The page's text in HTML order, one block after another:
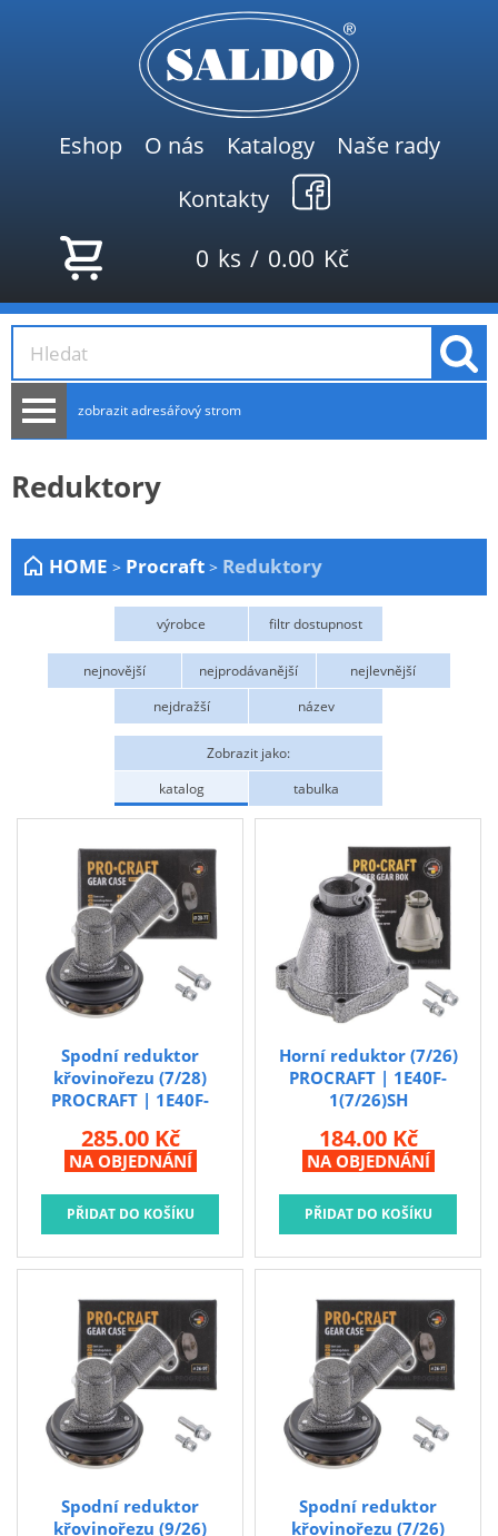
Eshop O nás Katalogy
Naše rady
Kontakty
0 ks / 0.00 Kč
zobrazit adresářový strom
NOVINKY
Plachty
Žebříky a schůdky
Stavební míchačky
NÁDOBY
Kemping
NÁBYTEK - spojovací materiál a příslušenství
Ploty a pletiva
Ochranné pomůcky
Keramické brusivo
Flex. kotouče
Brusivo na podložce
Vrtací nástroje, vykružováky, závity
Diamantové kotouče a oživovací kameny
Pilové kotouče
Spojovací materiál - sklad Louny
Spojovací materiál Hašpl
Stavební chemie DenBraven
Dedra nářadí
Železářství a domácí potřeby
Procraft
Kubis
Reduktory
HOME > Procraft > Reduktory
výrobce filtr dostupnost
Procraft
Na objednání
nejnovější nejprodávanější
nejlevnější
nejdražší
název
Zobrazit jako:
katalog
tabulka
Spodní reduktor
křovinořezu (7/28)
PROCRAFT | 1E40F-
Spodní reduktor
křovinořezu (7/28)
PROCRAFT
285.00 Kč
NA OBJEDNÁNÍ
Horní reduktor (7/26)
PROCRAFT | 1E40F-
1(7/26)SH
PROCRAFT
184.00 Kč
NA OBJEDNÁNÍ
Spodní reduktor
křovinořezu (9/26)
Spodní reduktor
křovinořezu (7/26)